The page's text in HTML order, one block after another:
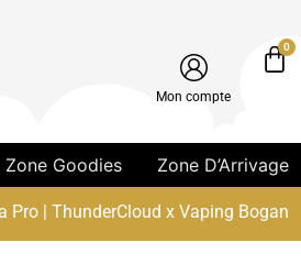
Mon compte
0
Zone Goodies Zone D’Arrivage
| ThunderCloud x Vaping Bogan